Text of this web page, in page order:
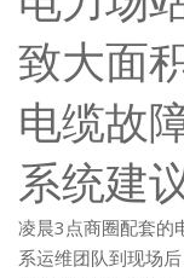
致大面
电缆故
系统建
凌晨3点商圈配套的
系运维团队到现场